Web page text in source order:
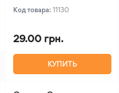
Код товара: 11130
29.00 грн.
КУПИТЬ